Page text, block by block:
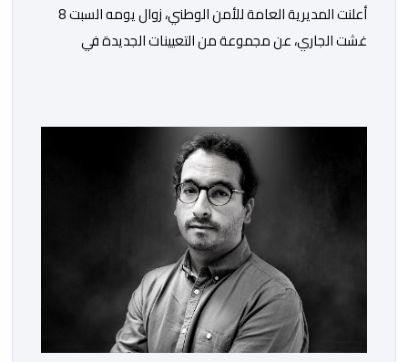
أعلنت المديرية العامة للأمن الوطني، زوال يومه السبت 8
غشت الجاري، عن مجموعة من التعيينات الجديدة في
والعيون والدار البيضاء وبني ملال وابن جرير وطنجة وأصيلة،
وذلك في إطار دينامية داخلية تهدف لضخ دماء جديدة
والاستعانة بكفاءات أمنية شابة ومتمرسة، […]